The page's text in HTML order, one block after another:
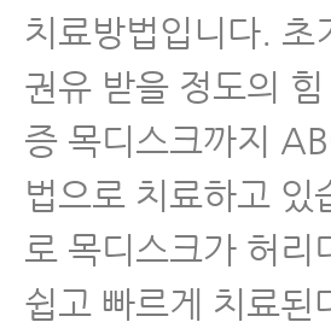
치료방법입니다. 초
권유 받을 정도의
증 목디스크까지
법으로 치료하고
로 목디스크가 허리
쉽고 빠르게 치료된